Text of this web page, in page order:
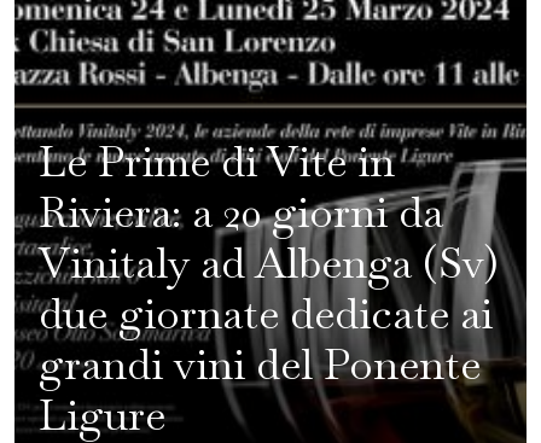
Le Prime di Vite in
Riviera: a 20 giorni da
Vinitaly ad Albenga (Sv)
due giornate dedicate ai
grandi vini del Ponente
Ligure